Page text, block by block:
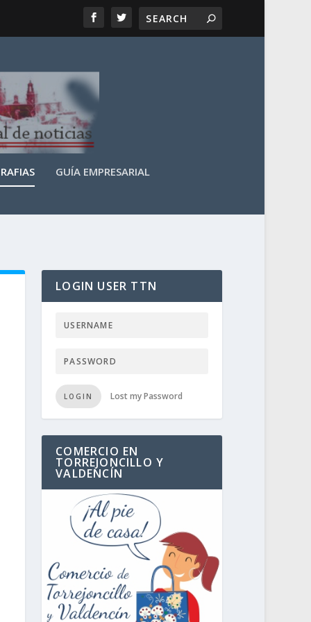
GUÍA EMPRESARIAL
LOGIN USER TTN
LOGIN Lost my Password
COMERCIO EN
TORREJONCILLO Y
VALDENCÍN